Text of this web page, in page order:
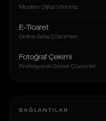
Modern Dijital Vitrininiz
E-Ticaret
Online Satış Çözümleri
Fotoğraf Çekimi
Profesyonel Görsel Çözümler
BAĞLANTILAR